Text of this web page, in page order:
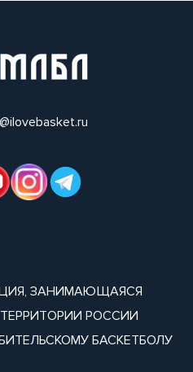
ЗАНИМАЮЩАЯСЯ
РОССИИ
БАСКЕТБОЛУ